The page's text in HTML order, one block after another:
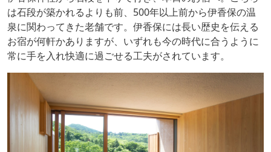
は石段が築かれるよりも前、500年以上前から伊香保の温
泉に関わってきた老舗です。伊香保には長い歴史を伝える
お宿が何軒かありますが、いずれも今の時代に合うように
常に手を入れ快適に過ごせる工夫がされています。